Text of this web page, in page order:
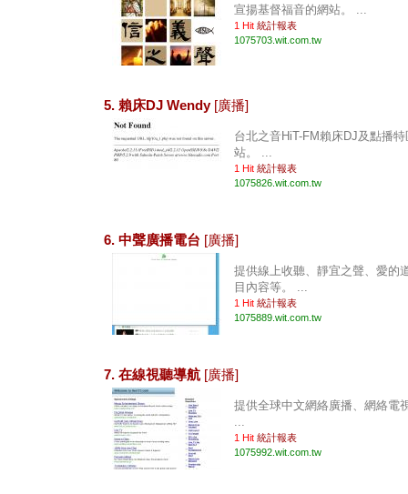
宣揚基督福音的網站。 ...
1 Hit 統計報表
1075703.wit.com.tw
5. 賴床DJ Wendy [廣播]
台北之音HiT-FM賴床DJ及點播
站。 ...
1 Hit 統計報表
1075826.wit.com.tw
6. 中聲廣播電台 [廣播]
提供線上收聽、靜宜之聲、愛的
目內容等。 ...
1 Hit 統計報表
1075889.wit.com.tw
7. 在線視聽導航 [廣播]
提供全球中文網絡廣播、網絡電
...
1 Hit 統計報表
1075992.wit.com.tw